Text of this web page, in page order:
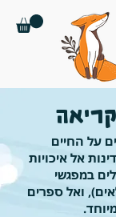
על החיים
אל איכויות
במפגשי
ואל ספרים